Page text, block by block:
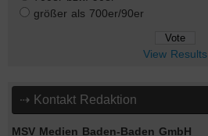
größer als 700er/90er
View Results
⇢ Kontakt Redaktion
MSV Medien Baden-Baden GmbH